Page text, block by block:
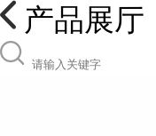
产品展厅